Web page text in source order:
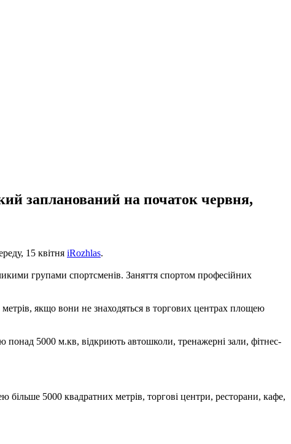
запланований на початок червня,
15 квітня iRozhlas.
групами спортсменів. Заняття спортом професійних
якщо вони не знаходяться в торгових центрах площею
5000 м.кв, відкриють автошколи, тренажерні зали, фітнес-
5000 квадратних метрів, торгові центри, ресторани, кафе,